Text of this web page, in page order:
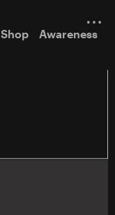
Shop Awareness